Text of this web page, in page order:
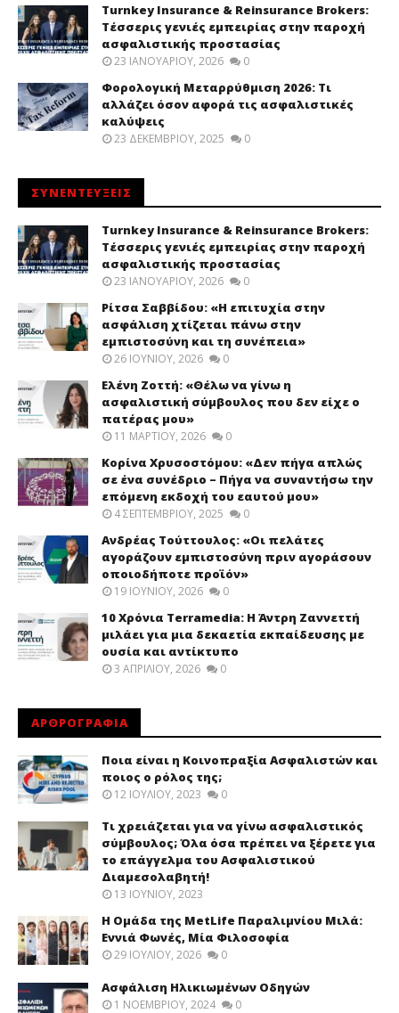
Turnkey Insurance & Reinsurance Brokers:
Τέσσερις γενιές εμπειρίας στην παροχή
ασφαλιστικής προστασίας
23 ΙΑΝΟΥΑΡΊΟΥ, 2026 0
Φορολογική Μεταρρύθμιση 2026: Τι
αλλάζει όσον αφορά τις ασφαλιστικές
καλύψεις
23 ΔΕΚΕΜΒΡΊΟΥ, 2025 0
ΣΥΝΕΝΤΕΥΞΕΙΣ
Turnkey Insurance & Reinsurance Brokers:
Τέσσερις γενιές εμπειρίας στην παροχή
ασφαλιστικής προστασίας
23 ΙΑΝΟΥΑΡΊΟΥ, 2026 0
Ρίτσα Σαββίδου: «Η επιτυχία στην
ασφάλιση χτίζεται πάνω στην
εμπιστοσύνη και τη συνέπεια»
26 ΙΟΥΝΊΟΥ, 2026 0
Ελένη Ζοττή: «Θέλω να γίνω η
ασφαλιστική σύμβουλος που δεν είχε ο
πατέρας μου»
11 ΜΑΡΤΊΟΥ, 2026 0
Κορίνα Χρυσοστόμου: «Δεν πήγα απλώς
σε ένα συνέδριο – Πήγα να συναντήσω την
επόμενη εκδοχή του εαυτού μου»
4 ΣΕΠΤΕΜΒΡΊΟΥ, 2025 0
Ανδρέας Τούττουλος: «Οι πελάτες
αγοράζουν εμπιστοσύνη πριν αγοράσουν
οποιοδήποτε προϊόν»
19 ΙΟΥΝΊΟΥ, 2026 0
10 Χρόνια Terramedia: Η Άντρη Ζαννεττή
μιλάει για μια δεκαετία εκπαίδευσης με
ουσία και αντίκτυπο
3 ΑΠΡΙΛΊΟΥ, 2026 0
ΑΡΘΡΟΓΡΑΦΙΑ
Ποια είναι η Κοινοπραξία Ασφαλιστών και
ποιος ο ρόλος της;
12 ΙΟΥΛΊΟΥ, 2023 0
Τι χρειάζεται για να γίνω ασφαλιστικός
σύμβουλος; Όλα όσα πρέπει να ξέρετε για
το επάγγελμα του Ασφαλιστικού
Διαμεσολαβητή!
13 ΙΟΥΝΊΟΥ, 2023
Η Ομάδα της MetLife Παραλιμνίου Μιλά:
Εννιά Φωνές, Μία Φιλοσοφία
29 ΙΟΥΛΊΟΥ, 2026 0
Ασφάλιση Ηλικιωμένων Οδηγών
1 ΝΟΕΜΒΡΊΟΥ, 2024 0